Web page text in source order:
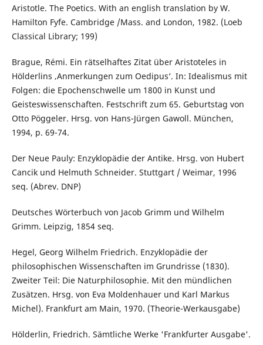
Aristotle. The Poetics. With an english translation by W.
Hamilton Fyfe. Cambridge /Mass. and London, 1982. (Loeb
Classical Library; 199)
Brague, Rémi. Ein rätselhaftes Zitat über Aristoteles in
Hölderlins ‚Anmerkungen zum Oedipus‘. In: Idealismus mit
Folgen: die Epochenschwelle um 1800 in Kunst und
Geisteswissenschaften. Festschrift zum 65. Geburtstag von
Otto Pöggeler. Hrsg. von Hans-Jürgen Gawoll. München,
1994, p. 69-74.
Der Neue Pauly: Enzyklopädie der Antike. Hrsg. von Hubert
Cancik und Helmuth Schneider. Stuttgart / Weimar, 1996
seq. (Abrev. DNP)
Deutsches Wörterbuch von Jacob Grimm und Wilhelm
Grimm. Leipzig, 1854 seq.
Hegel, Georg Wilhelm Friedrich. Enzyklopädie der
philosophischen Wissenschaften im Grundrisse (1830).
Zweiter Teil: Die Naturphilosophie. Mit den mündlichen
Zusätzen. Hrsg. von Eva Moldenhauer und Karl Markus
Michel). Frankfurt am Main, 1970. (Theorie-Werkausgabe)
Hölderlin, Friedrich. Sämtliche Werke 'Frankfurter Ausgabe'.